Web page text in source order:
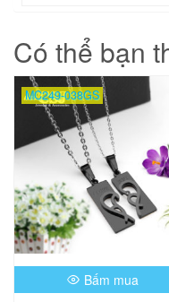
Có thể bạn
MC249-038GS
Bấm mua